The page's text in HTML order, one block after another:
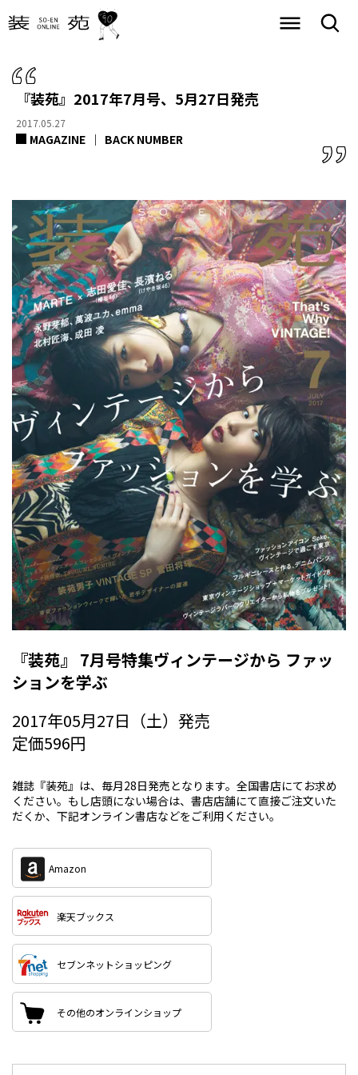
『装苑』2017年7月号、5月27日発売
2017.05.27
MAGAZINE BACK NUMBER
『装苑』 7月号特集ヴィンテージから ファッ
ションを学ぶ
2017年05月27日（土）発売
定価596円
雑誌『装苑』は、毎月28日発売となります。全国書店にてお求め
ください。もし店頭にない場合は、書店店舗にて直接ご注文いた
だくか、下記オンライン書店などをご利用ください。